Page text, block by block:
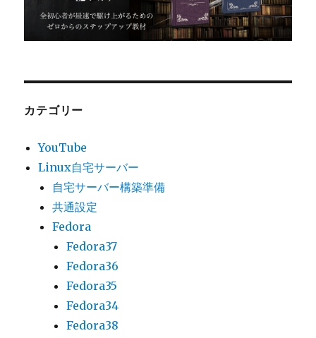
カテゴリー
YouTube
Linux自宅サーバー
自宅サーバー構築準備
共通設定
Fedora
Fedora37
Fedora36
Fedora35
Fedora34
Fedora38